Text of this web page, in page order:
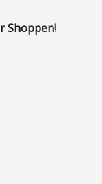
Shoppen!